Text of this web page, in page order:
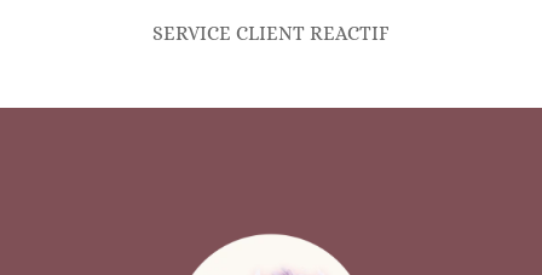
SERVICE CLIENT REACTIF